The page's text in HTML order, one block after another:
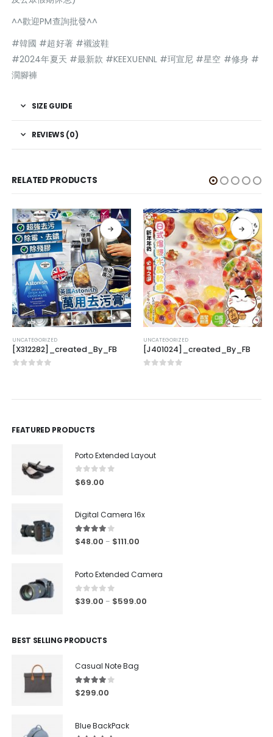
^^歡迎PM查詢批發^^
#韓國 #超好著 #襯波鞋
#2024年夏天 #最新款 #KEEXUENNL #珂宣尼 #星空 #修身 #
濶腳褲
SIZE GUIDE
REVIEWS (0)
RELATED PRODUCTS
UNCATEGORIZED
[X312282]_created_By_FB
UNCATEGORIZED
[J401024]_created_By_FB
FEATURED PRODUCTS
Porto Extended Layout
0 out of 5
$69.00
Digital Camera 16x
4.00out of 5
$48.00 – $111.00
Porto Extended Camera
0out of 5
$39.00 – $599.00
BEST SELLING PRODUCTS
Casual Note Bag
4.00out of 5
$299.00
Blue BackPack